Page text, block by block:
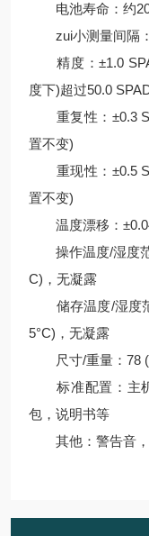
电池寿命：约
zui小测量间隔
精度：±1.0
度下)超过50.0
重复性：±0.3
置不变)
重现性：±0.5
置不变)
温度漂移：±0.04
操作温度/湿度范
C)，无凝露
储存温度/湿度范
5°C)，无凝露
尺寸/重量：78 (
标准配置：主机
包，说明书等
其他：警告音，